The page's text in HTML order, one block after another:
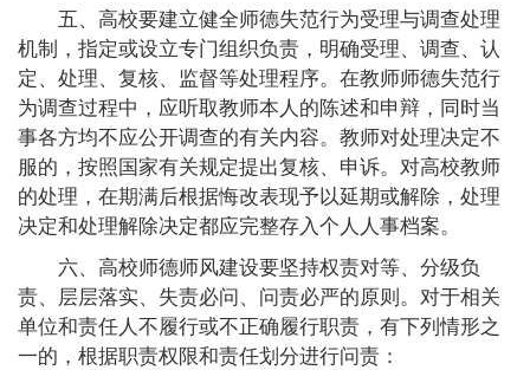
五、高校要建立健全师德失范行为受理与调查处理
机制，指定或设立专门组织负责，明确受理、调查、认
定、处理、复核、监督等处理程序。在教师师德失范行
为调查过程中，应听取教师本人的陈述和申辩，同时当
事各方均不应公开调查的有关内容。教师对处理决定不
服的，按照国家有关规定提出复核、申诉。对高校教师
的处理，在期满后根据悔改表现予以延期或解除，处理
决定和处理解除决定都应完整存入个人人事档案。
六、高校师德师风建设要坚持权责对等、分级负
责、层层落实、失责必问、问责必严的原则。对于相关
单位和责任人不履行或不正确履行职责，有下列情形之
一的，根据职责权限和责任划分进行问责：